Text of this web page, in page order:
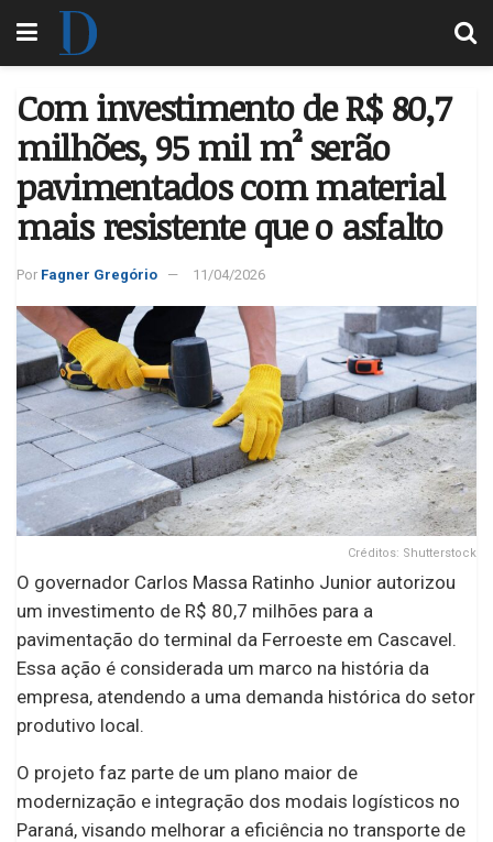
Com investimento de R$ 80,7
milhões, 95 mil m² serão
pavimentados com material
mais resistente que o asfalto
Por Fagner Gregório 11/04/2026
Créditos: Shutterstock
O governador Carlos Massa Ratinho Junior autorizou
um investimento de R$ 80,7 milhões para a
pavimentação do terminal da Ferroeste em Cascavel.
Essa ação é considerada um marco na história da
empresa, atendendo a uma demanda histórica do setor
produtivo local.
O projeto faz parte de um plano maior de
modernização e integração dos modais logísticos no
Paraná, visando melhorar a eficiência no transporte de